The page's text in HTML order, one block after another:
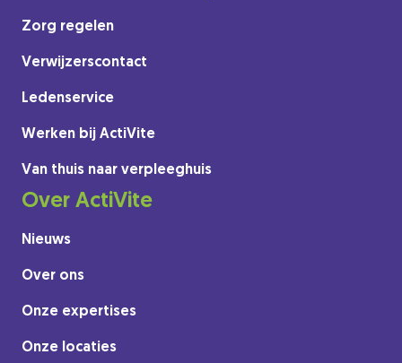
Zorg regelen
Verwijzerscontact
Ledenservice
Werken bij ActiVite
Van thuis naar verpleeghuis
Over ActiVite
Nieuws
Over ons
Onze expertises
Onze locaties